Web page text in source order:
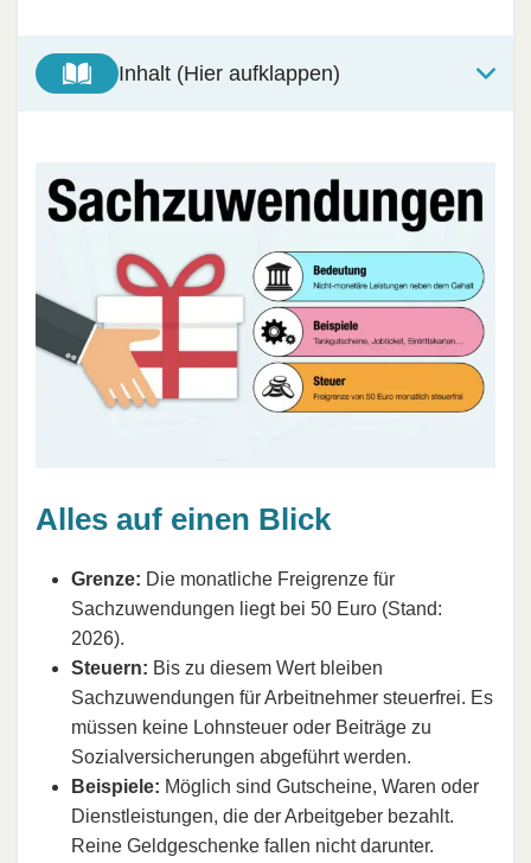
Inhalt (Hier aufklappen)
Alles auf einen Blick
Grenze: Die monatliche Freigrenze für
Sachzuwendungen liegt bei 50 Euro (Stand:
2026).
Steuern: Bis zu diesem Wert bleiben
Sachzuwendungen für Arbeitnehmer steuerfrei. Es
müssen keine Lohnsteuer oder Beiträge zu
Sozialversicherungen abgeführt werden.
Beispiele: Möglich sind Gutscheine, Waren oder
Dienstleistungen, die der Arbeitgeber bezahlt.
Reine Geldgeschenke fallen nicht darunter.